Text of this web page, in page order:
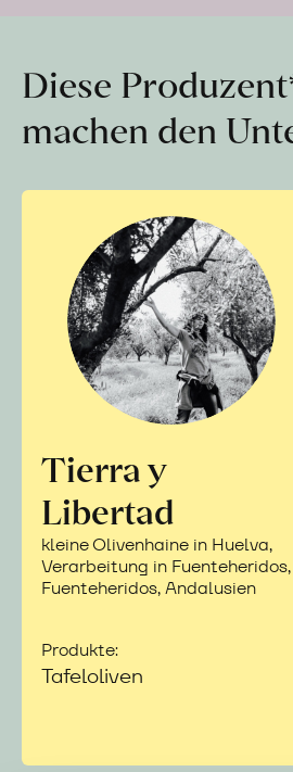
Diese
machen den
Tierra y
Libertad
kleine Olivenhaine in Huelva,
Verarbeitung in Fuenteheridos,
Fuenteheridos, Andalusien
Produkte:
Tafeloliven